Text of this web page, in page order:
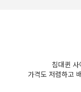
침대퀸
가격도 저렴하고